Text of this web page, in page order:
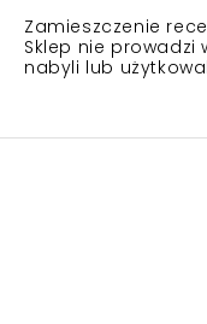
Zamieszczenie
Sklep nie prowadzi
nabyli lub